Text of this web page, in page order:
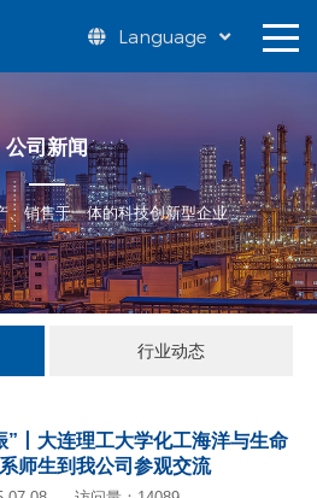
Language
公司新闻
、销售于一体的科技创新型企业
行业动态
”丨大连理工大学化工海洋与生命
师生到我公司参观交流